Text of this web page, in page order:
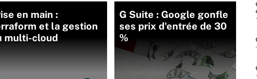
en main :
et la gestion
multi-cloud
G Suite : Google gonfle
ses prix d'entrée de 30
%